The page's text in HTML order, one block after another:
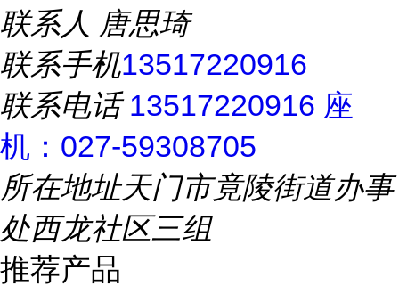
联系人 唐思琦
联系手机13517220916
联系电话13517220916 座
机：027-59308705
所在地址天门市竟陵街道办事
处西龙社区三组
推荐产品